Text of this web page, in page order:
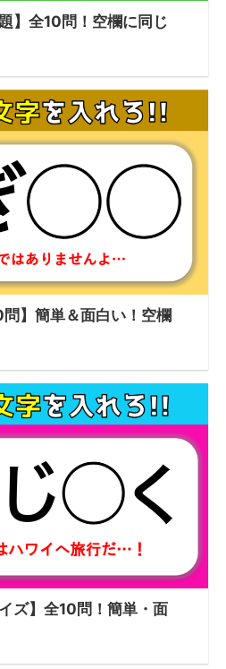
】全10問！空欄に同じ
問】簡単＆面白い！空欄
ズ】全10問！簡単・面